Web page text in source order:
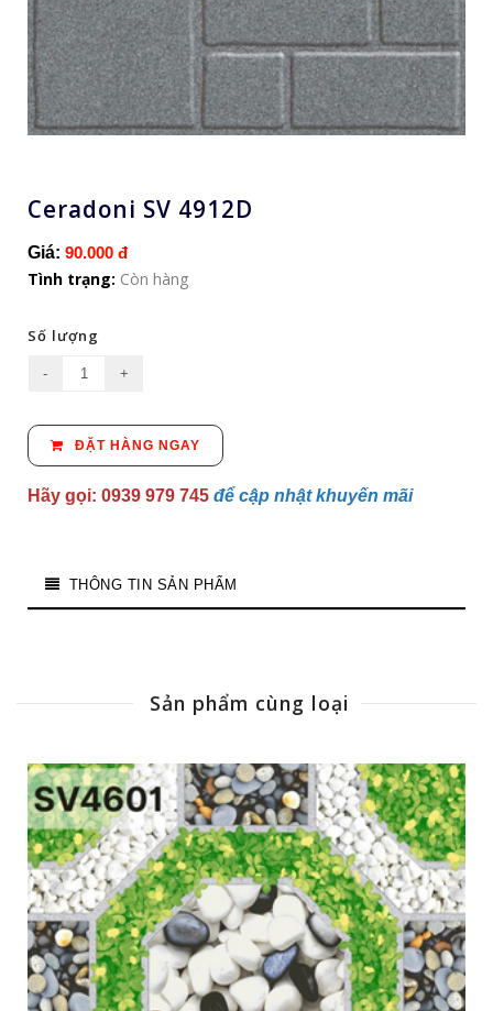
Ceradoni SV 4912D
Giá: 90.000 đ
Tình trạng: Còn hàng
Số lượng
ĐẶT HÀNG NGAY
Hãy gọi: 0939 979 745 để cập nhật khuyến mãi
THÔNG TIN SẢN PHẨM
Sản phẩm cùng loại